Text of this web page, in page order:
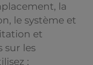
la
le système et
et
sur les
;